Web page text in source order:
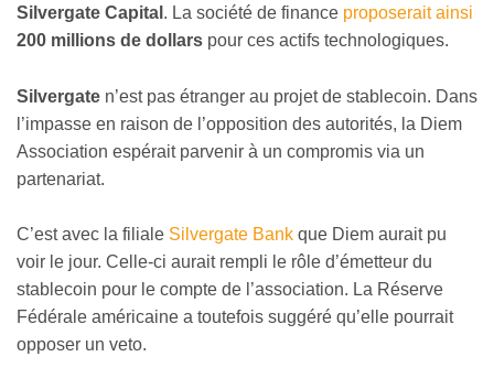
Silvergate Capital . La société de finance proposerait ainsi
200 millions de dollars pour ces actifs technologiques.
Silvergate n’est pas étranger au projet de stablecoin. Dans
l’impasse en raison de l’opposition des autorités, la Diem
Association espérait parvenir à un compromis via un
partenariat.
C’est avec la filiale Silvergate Bank que Diem aurait pu
voir le jour. Celle-ci aurait rempli le rôle d’émetteur du
stablecoin pour le compte de l’association. La Réserve
Fédérale américaine a toutefois suggéré qu’elle pourrait
opposer un veto.